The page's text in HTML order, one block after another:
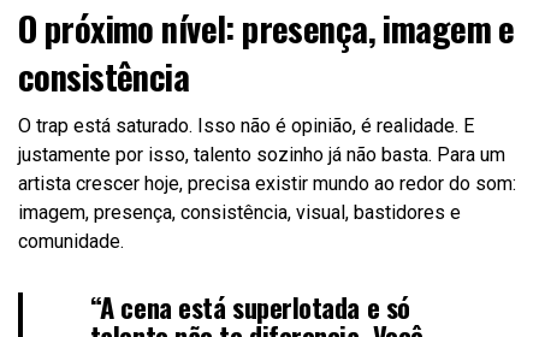
O próximo nível: presença, imagem e
consistência
O trap está saturado. Isso não é opinião, é realidade. E
justamente por isso, talento sozinho já não basta. Para um
artista crescer hoje, precisa existir mundo ao redor do som:
imagem, presença, consistência, visual, bastidores e
comunidade.
“A cena está superlotada e só